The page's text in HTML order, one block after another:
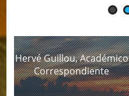
Hervé Guillou, Académico
Correspondiente